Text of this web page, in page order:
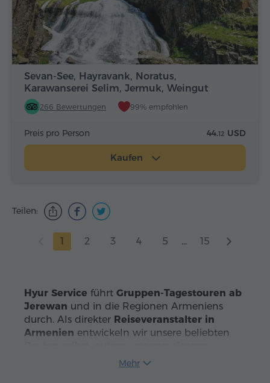
Sevan-See, Hayravank, Noratus,
Karawanserei Selim, Jermuk, Weingut
Areni
266 Bewertungen 99% empfohlen
Preis pro Person 44.12 USD
Kaufen
Teilen:
1 2 3 4 5 ... 15
Hyur Service führt Gruppen-Tagestouren ab
Jerewan und in die Regionen Armeniens
durch. Als direkter Reiseveranstalter in
Armenien entwickeln wir unsere beliebten
Fuhrpark und sorgen in jeder Phase für eine
Mehr